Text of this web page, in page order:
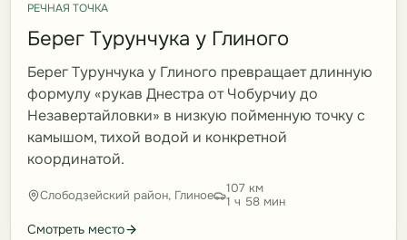
РЕЧНАЯ ТОЧКА
Берег Турунчука у Глиного
Берег Турунчука у Глиного превращает длинную
формулу «рукав Днестра от Чобурчиу до
Незавертайловки» в низкую пойменную точку с
камышом, тихой водой и конкретной
координатой.
Слободзейский район, Глиное
107 км
1 ч 58 мин
Смотреть место